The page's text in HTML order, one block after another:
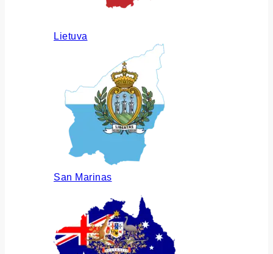
Lietuva
San Marinas